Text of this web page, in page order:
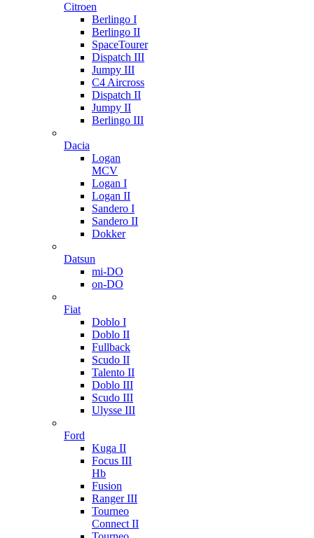
Citroen
Berlingo I
Berlingo II
SpaceTourer
Dispatch III
Jumpy III
C4 Aircross
Dispatch II
Jumpy II
Berlingo III
Dacia
Logan
MCV
Logan I
Logan II
Sandero I
Sandero II
Dokker
Datsun
mi-DO
on-DO
Fiat
Doblo I
Doblo II
Fullback
Scudo II
Talento II
Doblo III
Scudo III
Ulysse III
Ford
Kuga II
Focus III
Hb
Fusion
Ranger III
Tourneo
Connect II